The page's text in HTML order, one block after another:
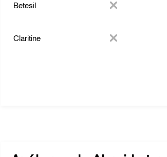
Betesil
Claritine